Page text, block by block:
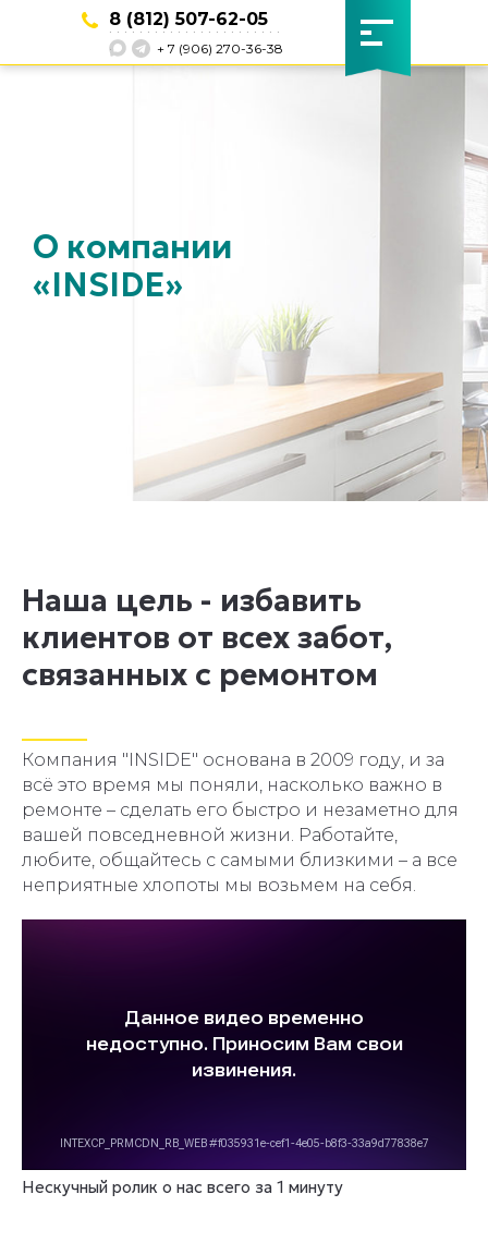
+ 7 (906) 270-36-38
. . . . . . . . . . . . . . . . . . . . . . .
.
8 (812) 507-62-05
О компании
«INSIDE»
Наша цель - избавить
клиентов от всех забот,
связанных с ремонтом
Компания "INSIDE" основана в 2009 году, и за
всё это время мы поняли, насколько важно в
ремонте – сделать его быстро и незаметно для
вашей повседневной жизни. Работайте,
любите, общайтесь с самыми близкими – а все
неприятные хлопоты мы возьмем на себя.
Нескучный ролик о нас всего за 1 минуту